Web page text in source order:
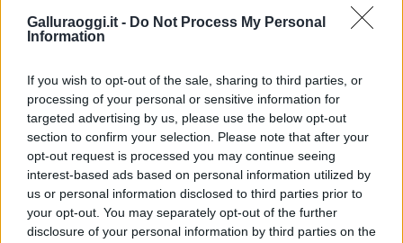
Galluraoggi.it - Do Not Process My Personal
Information
If you wish to opt-out of the sale, sharing to third parties, or
processing of your personal or sensitive information for
targeted advertising by us, please use the below opt-out
section to confirm your selection. Please note that after your
opt-out request is processed you may continue seeing
interest-based ads based on personal information utilized by
us or personal information disclosed to third parties prior to
your opt-out. You may separately opt-out of the further
disclosure of your personal information by third parties on the
Test tunnel Olbia: rampe chiuse ancora fino a
Aggius conquista la classifica delle mete più
amate dell’estate 2026